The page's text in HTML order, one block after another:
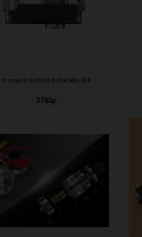
Атомайзер DotMod dotPod Max RBA
3700р.